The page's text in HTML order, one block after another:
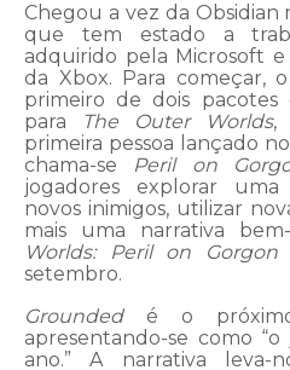
Chegou a vez da
que tem estado a
adquirido pela Microsoft
da Xbox. Para começar,
primeiro de dois pacotes
para
The Outer Worlds,
primeira pessoa lançado
chama-se Peril on
jogadores explorar
novos inimigos, utilizar
mais uma narrativa
Worlds: Peril on Gorgon
setembro.
Groundedé o próximo
apresentando-se como
ano.” A narrativa